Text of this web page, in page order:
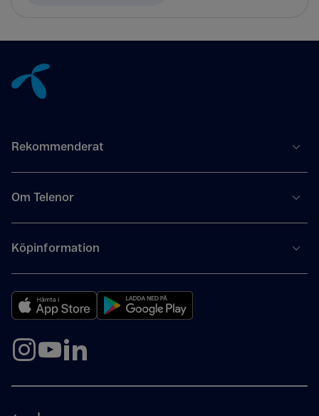
Rekommenderat
Om Telenor
Köpinformation